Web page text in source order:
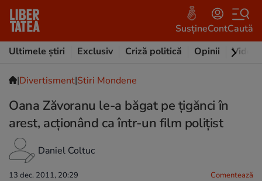
SusțineContCaută
Ultimele știri
Exclusiv Criză politică Opinii Video
|Divertisment|Stiri Mondene
Oana Zăvoranu le-a băgat pe ţigănci în
arest, acţionând ca într-un film poliţist
Daniel Coltuc
13 dec. 2011, 20:29 Comentează